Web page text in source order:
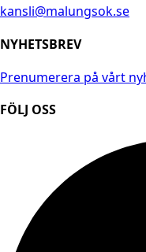
kansli@malungsok.se
NYHETSBREV
Prenumerera på vårt
FÖLJ OSS